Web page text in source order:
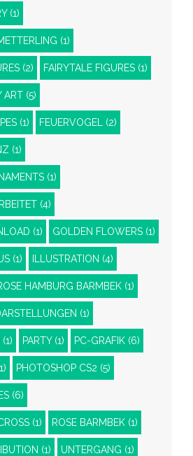
(1)
(1)
(2) FAIRYTALE FIGURES (1)
ART (5)
(1) FEUERVOGEL (2)
(1)
(1)
(4)
(1) GOLDEN FLOWERS (1)
(1) ILLUSTRATION (4)
HAMBURG BARMBEK (1)
(1)
(1) PARTY(1) PC-GRAFIK (6)
PHOTOSHOP CS2 (5)
(6)
(1) ROSE BARMBEK (1)
(1) UNTERGANG (1)